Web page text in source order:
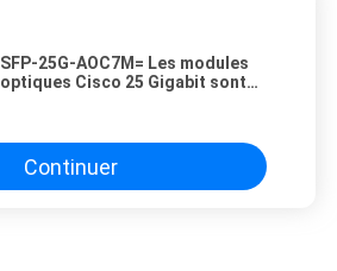
SFP-25G-AOC7M= Les modules
optiques Cisco 25 Gigabit sont
Continuer